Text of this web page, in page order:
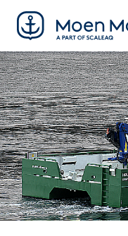
Skip
content
FARTØY
SERVICE